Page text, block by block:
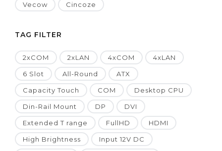
Vecow Cincoze
TAG FILTER
2xCOM 2xLAN 4xCOM 4xLAN
6 Slot All-Round ATX
Capacity Touch COM Desktop CPU
Din-Rail Mount DP DVI
Extended T range FullHD HDMI
High Brightness Input 12V DC